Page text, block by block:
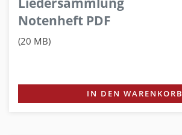
Notenheft PDF
(20 MB)
IN DEN WARENKORB